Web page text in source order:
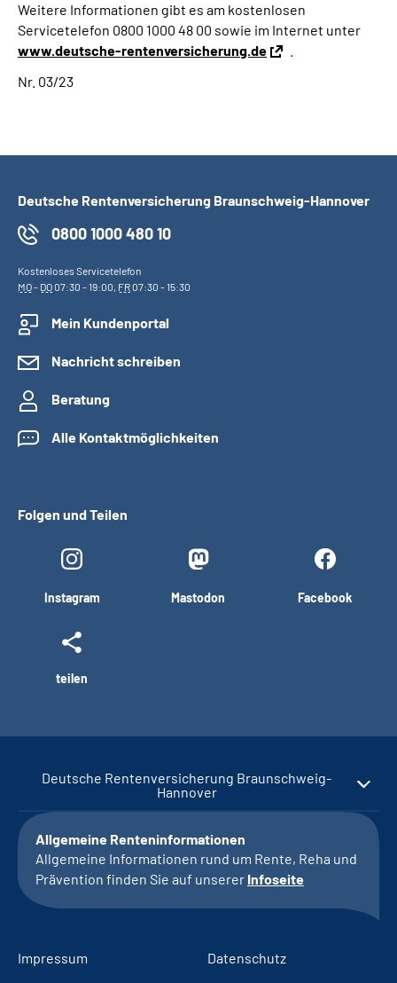
Weitere Informationen gibt es am kostenlosen
Servicetelefon 0800 1000 48 00 sowie im Internet unter
www.deutsche-rentenversicherung.de
Nr. 03/23
Deutsche Rentenversicherung Braunschweig-Hannover
0800 1000 480 10
Kostenloses Servicetelefon
MO- DO07:30 - 19:00, FR07:30 - 15:30
Mein Kundenportal
Nachricht schreiben
Beratung
Alle Kontaktmöglichkeiten
Folgen und Teilen
Instagram Mastodon Facebook
teilen
Deutsche Rentenversicherung Braunschweig-
Hannover
Allgemeine Renteninformationen
Allgemeine Informationen rund um Rente, Reha und
Prävention finden Sie auf unserer Infoseite
Impressum
Datenschutz